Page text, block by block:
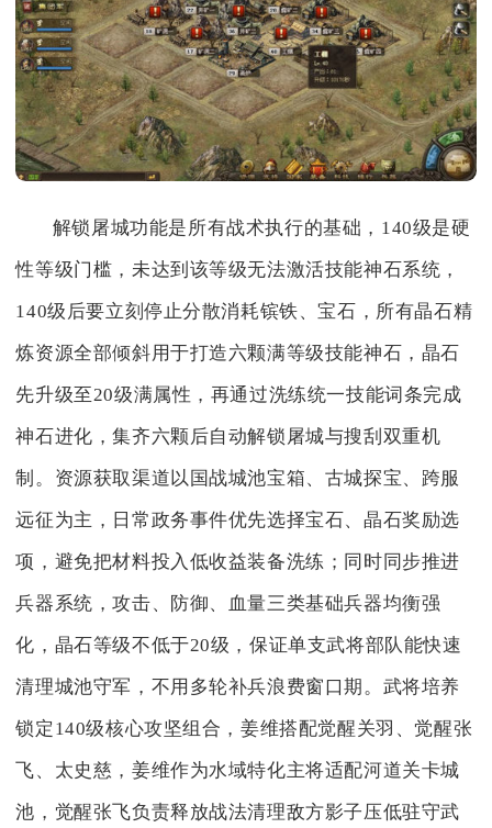
解锁屠城功能是所有战术执行的基础，140级是硬
性等级门槛，未达到该等级无法激活技能神石系统，
140级后要立刻停止分散消耗镔铁、宝石，所有晶石精
炼资源全部倾斜用于打造六颗满等级技能神石，晶石
先升级至20级满属性，再通过洗练统一技能词条完成
神石进化，集齐六颗后自动解锁屠城与搜刮双重机
制。资源获取渠道以国战城池宝箱、古城探宝、跨服
远征为主，日常政务事件优先选择宝石、晶石奖励选
项，避免把材料投入低收益装备洗练；同时同步推进
兵器系统，攻击、防御、血量三类基础兵器均衡强
化，晶石等级不低于20级，保证单支武将部队能快速
清理城池守军，不用多轮补兵浪费窗口期。武将培养
锁定140级核心攻坚组合，姜维搭配觉醒关羽、觉醒张
飞、太史慈，姜维作为水域特化主将适配河道关卡城
池，觉醒张飞负责释放战法清理敌方影子压低驻守武